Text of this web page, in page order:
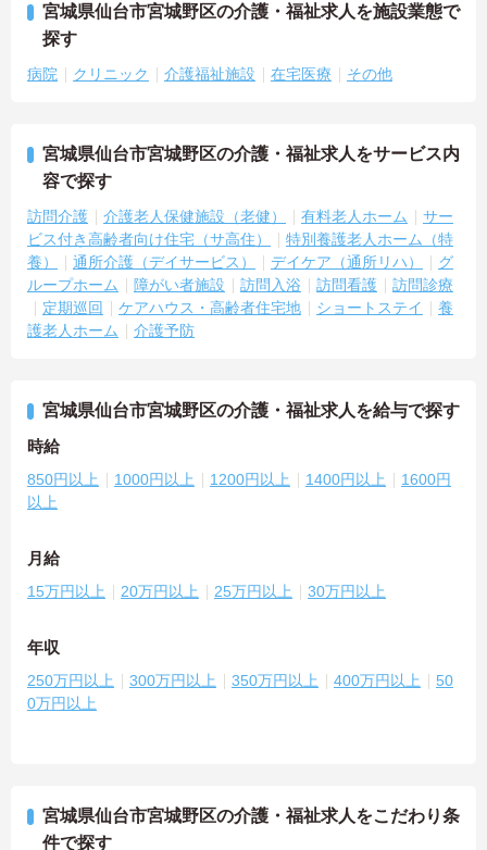
宮城県仙台市宮城野区の介護・福祉求人を施設業態で
探す
病院 クリニック 介護福祉施設 在宅医療 その他
宮城県仙台市宮城野区の介護・福祉求人をサービス内
容で探す
訪問介護 介護老人保健施設（老健） 有料老人ホーム
サー
ビス付き高齢者向け住宅（サ高住）
特別養護老人ホーム（特
養）
通所介護（デイサービス） デイケア（通所リハ）
グ
ループホーム
障がい者施設 訪問入浴 訪問看護
訪問診療
定期巡回
ケアハウス・高齢者住宅地 ショートステイ
養
護老人ホーム
介護予防
宮城県仙台市宮城野区の介護・福祉求人を給与で探す
時給
850円以上 1000円以上 1200円以上 1400円以上
1600円
以上
月給
15万円以上 20万円以上 25万円以上 30万円以上
年収
250万円以上 300万円以上 350万円以上 400万円以上
50
0万円以上
宮城県仙台市宮城野区の介護・福祉求人をこだわり条
件で探す